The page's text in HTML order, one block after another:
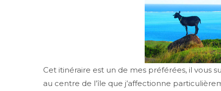
Cet itinéraire est un de mes préférées, il vous
au centre de l’île que j’affectionne